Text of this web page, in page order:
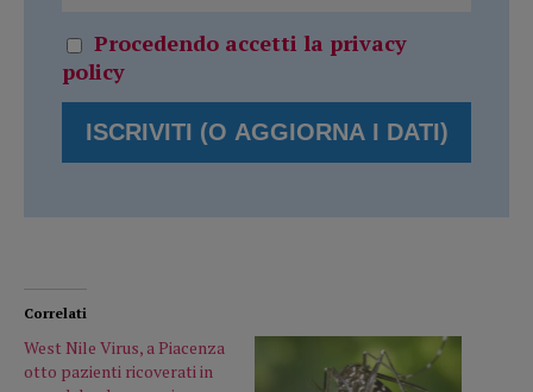
Procedendo accetti la privacy
policy
Correlati
West Nile Virus, a Piacenza
otto pazienti ricoverati in